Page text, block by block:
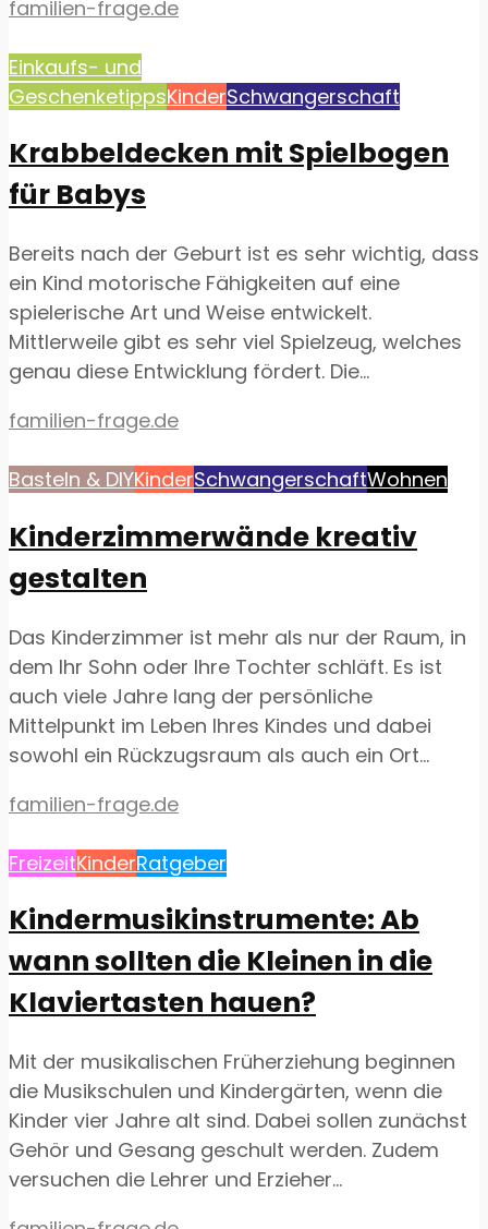
familien-frage.de
Einkaufs- und
GeschenketippsKinderSchwangerschaft
Krabbeldecken mit Spielbogen
für Babys
Bereits nach der Geburt ist es sehr wichtig, dass
ein Kind motorische Fähigkeiten auf eine
spielerische Art und Weise entwickelt.
Mittlerweile gibt es sehr viel Spielzeug, welches
genau diese Entwicklung fördert. Die...
familien-frage.de
Basteln & DIYKinderSchwangerschaftWohnen
Kinderzimmerwände kreativ
gestalten
Das Kinderzimmer ist mehr als nur der Raum, in
dem Ihr Sohn oder Ihre Tochter schläft. Es ist
auch viele Jahre lang der persönliche
Mittelpunkt im Leben Ihres Kindes und dabei
sowohl ein Rückzugsraum als auch ein Ort...
familien-frage.de
FreizeitKinderRatgeber
Kindermusikinstrumente: Ab
wann sollten die Kleinen in die
Klaviertasten hauen?
Mit der musikalischen Früherziehung beginnen
die Musikschulen und Kindergärten, wenn die
Kinder vier Jahre alt sind. Dabei sollen zunächst
Gehör und Gesang geschult werden. Zudem
versuchen die Lehrer und Erzieher...